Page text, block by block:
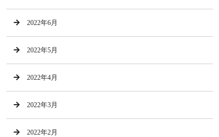
2022年6月
2022年5月
2022年4月
2022年3月
2022年2月